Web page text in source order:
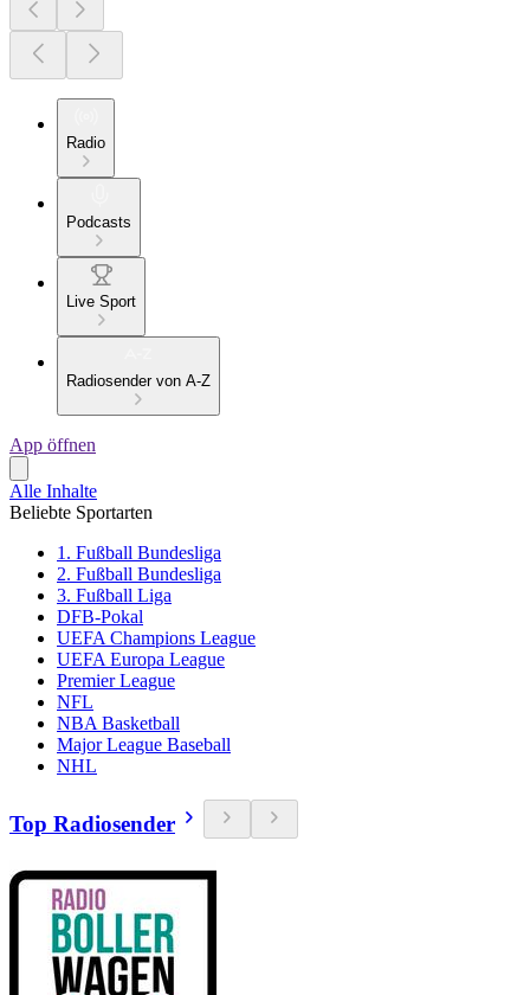
Radio
Podcasts
Live Sport
Radiosender von A-Z
App öffnen
Alle Inhalte
Beliebte Sportarten
1. Fußball Bundesliga
2. Fußball Bundesliga
3. Fußball Liga
DFB-Pokal
UEFA Champions League
UEFA Europa League
Premier League
NFL
NBA Basketball
Major League Baseball
NHL
Top Radiosender